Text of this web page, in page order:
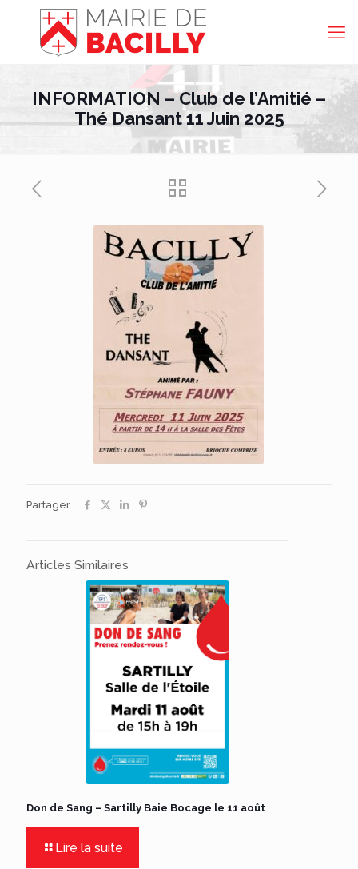
INFORMATION – Club de l’Amitié –
Thé Dansant 11 Juin 2025
Partager
Articles Similaires
Don de Sang – Sartilly Baie Bocage le 11 août
Lire la suite